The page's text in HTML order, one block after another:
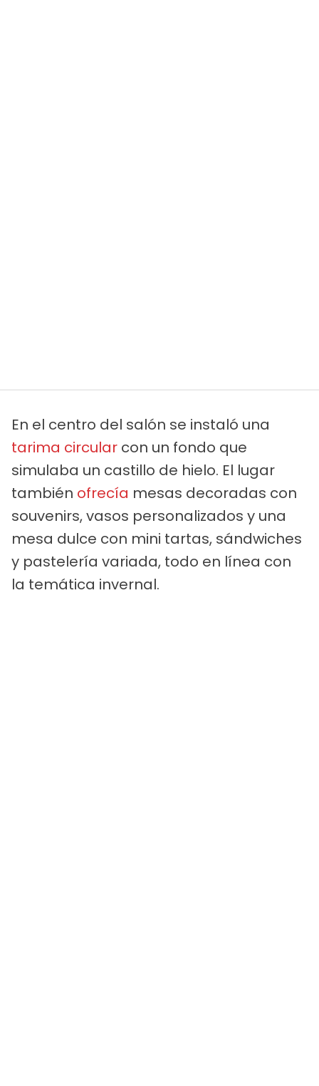
En el centro del salón se instaló una
tarima circular con un fondo que
simulaba un castillo de hielo. El lugar
también ofrecía mesas decoradas con
souvenirs, vasos personalizados y una
mesa dulce con mini tartas, sándwiches
y pastelería variada, todo en línea con
la temática invernal.